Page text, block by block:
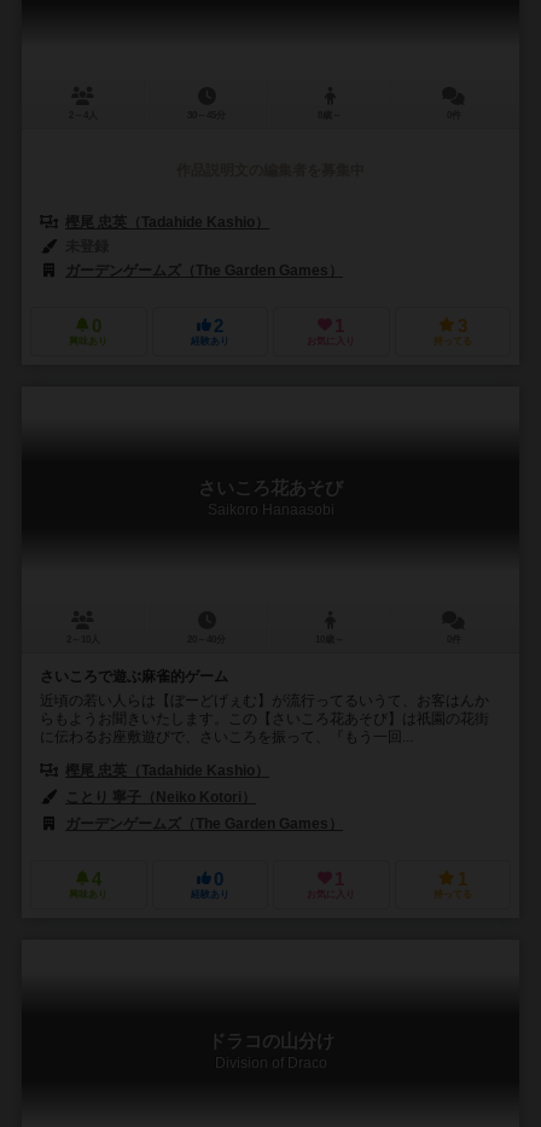
樫尾 忠英（Tadahide Kashio）
ガーデンゲームズ（The Garden Games）
0
興味あり
2
経験あり
1
お気に入り
3
持ってる
さいころ花あそび
Saikoro Hanaasobi
さいころで遊ぶ麻雀的ゲーム
近頃の若い人らは【ぼーどげぇむ】が流行ってるいうて、お客はんか
らもようお聞きいたします。この【さいころ花あそび】は祇園の花街
に伝わるお座敷遊びで、さいころを振って、『もう一回...
樫尾 忠英（Tadahide Kashio）
ことり 寧子（Neiko Kotori）
ガーデンゲームズ（The Garden Games）
4
興味あり
0
経験あり
1
お気に入り
1
持ってる
ドラコの山分け
Division of Draco